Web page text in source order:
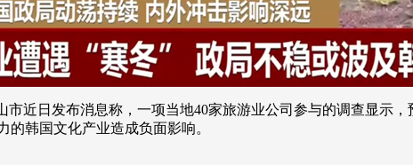
近日发布消息称，一项当地40家旅游业公司参与的调查显示
韩国文化产业造成负面影响。